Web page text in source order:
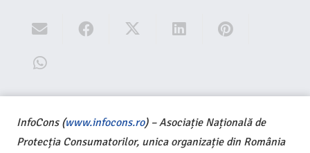
InfoCons (www.infocons.ro) – Asociație Națională de
Protecția Consumatorilor, unica organizație din România